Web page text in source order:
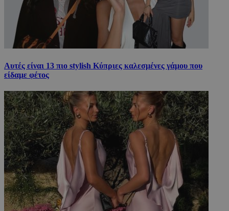
Αυτές είναι 13 πιο stylish Κύπριες καλεσμένες γάμου που
είδαμε φέτος